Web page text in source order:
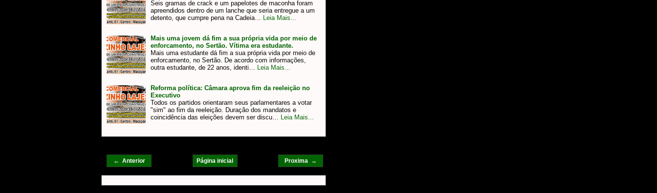
Seis gramas de crack e um papelotes de maconha foram
apreendidos dentro de um lanche que seria entregue a um
detento, que cumpre pena na Cadeia…
Leia Mais...
Mais uma jovem dá fim a sua própria vida por meio de
enforcamento, no Sertão. Vítima era estudante.
Mais uma estudante dá fim a sua própria vida por meio de
enforcamento, no Sertão. De acordo com informações,
outra estudante, de 22 anos, identi…
Leia Mais...
Reforma política: Câmara aprova fim da reeleição no
Executivo
Todos os partidos orientaram seus parlamentares a votar
"sim" ao fim da reeleição. Duração dos mandatos e
coincidência das eleições devem ser discu…
Leia Mais...
← Anterior Proxima →
Página inicial